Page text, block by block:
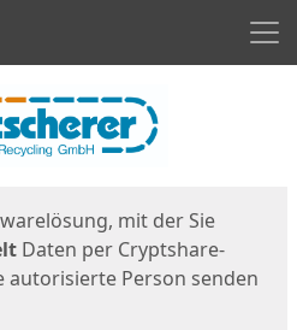
mit der Sie
Daten per Cryptshare-
autorisierte Person senden